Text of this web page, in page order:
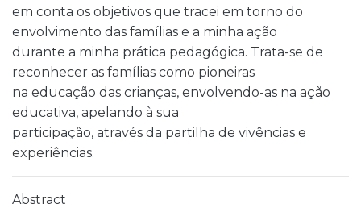
em conta os objetivos que tracei em torno do
envolvimento das famílias e a minha ação
durante a minha prática pedagógica. Trata-se de
reconhecer as famílias como pioneiras
na educação das crianças, envolvendo-as na ação
educativa, apelando à sua
participação, através da partilha de vivências e
experiências.
Abstract